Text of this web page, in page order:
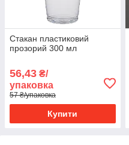
Стакан пластиковий
прозорий 300 мл
56,43 ₴/
упаковка
57 ₴/упаковка
Купити